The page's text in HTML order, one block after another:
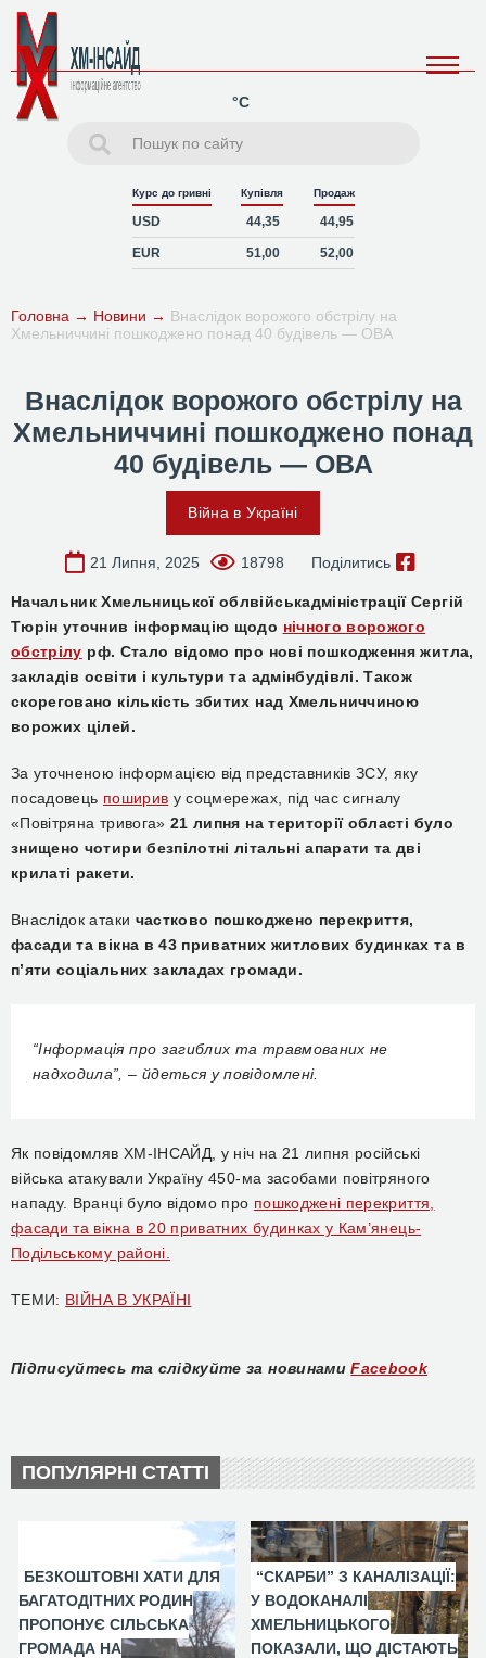
°C
Курс до гривні Купівля Продаж
USD 44,35 44,95
EUR 51,00 52,00
Головна → Новини → Внаслідок ворожого обстрілу на
Хмельниччині пошкоджено понад 40 будівель — ОВА
Внаслідок ворожого обстрілу на
Хмельниччині пошкоджено понад
40 будівель — ОВА
Війна в Україні
21 Липня, 2025 18798 Поділитись
Начальник Хмельницької облвійськадміністрації Сергій
Тюрін уточнив інформацію щодо нічного ворожого
обстрілу рф. Стало відомо про нові пошкодження житла,
закладів освіти і культури та адмінбудівлі. Також
скореговано кількість збитих над Хмельниччиною
ворожих цілей.
За уточненою інформацією від представників ЗСУ, яку
посадовець поширив у соцмережах, під час сигналу
«Повітряна тривога» 21 липня на території області було
знищено чотири безпілотні літальні апарати та дві
крилаті ракети.
Внаслідок атаки частково пошкоджено перекриття,
фасади та вікна в 43 приватних житлових будинках та в
п’яти соціальних закладах громади.
“Інформація про загиблих та травмованих не
надходила”, – йдеться у повідомлені.
Як повідомляв ХМ-ІНСАЙД, у ніч на 21 липня російські
війська атакували Україну 450-ма засобами повітряного
нападу. Вранці було відомо про пошкоджені перекриття,
фасади та вікна в 20 приватних будинках у Кам’янець-
Подільському районі.
ТЕМИ: ВІЙНА В УКРАЇНІ
Підписуйтесь та слідкуйте за новинами Facebook
ПОПУЛЯРНІ СТАТТІ
БЕЗКОШТОВНІ ХАТИ ДЛЯ
БАГАТОДІТНИХ РОДИН
ПРОПОНУЄ СІЛЬСЬКА
ГРОМАДА НА
“СКАРБИ” З КАНАЛІЗАЦІЇ:
У ВОДОКАНАЛІ
ХМЕЛЬНИЦЬКОГО
ПОКАЗАЛИ, ЩО ДІСТАЮТЬ